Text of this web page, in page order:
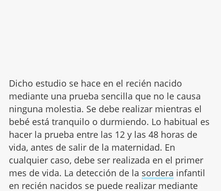
Dicho estudio se hace en el recién nacido
mediante una prueba sencilla que no le causa
ninguna molestia. Se debe realizar mientras el
bebé está tranquilo o durmiendo. Lo habitual es
hacer la prueba entre las 12 y las 48 horas de
vida, antes de salir de la maternidad. En
cualquier caso, debe ser realizada en el primer
mes de vida. La detección de la sordera infantil
en recién nacidos se puede realizar mediante